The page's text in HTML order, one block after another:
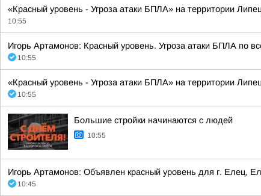
«Красный уровень - Угроза атаки БПЛА» на территории
10:55
Игорь Артамонов: Красный уровень. Угроза атаки БПЛА по
10:55
«Красный уровень - Угроза атаки БПЛА» на территории
10:55
Большие стройки начинаются с людей
10:55
Игорь Артамонов: Объявлен красный уровень для г. Елец,
10:45